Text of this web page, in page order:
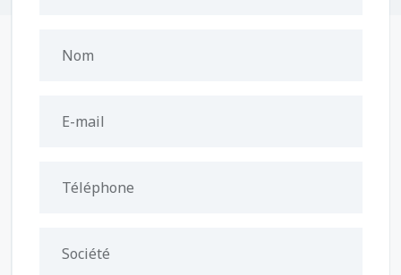
Nom
E-mail
Téléphone
Société